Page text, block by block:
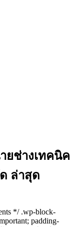
ยช่างเทคนิค
ล่าสุด
*/ .wp-block-
padding-